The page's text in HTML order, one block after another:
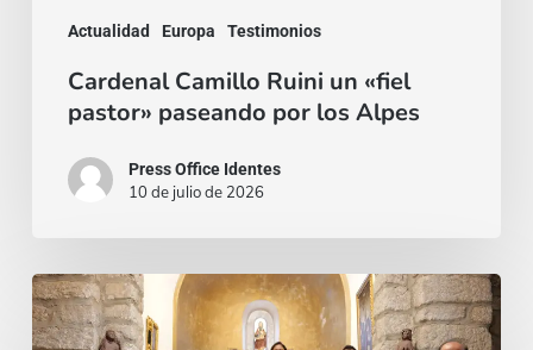
Actualidad Europa Testimonios
Cardenal Camillo Ruini un «fiel
pastor» paseando por los Alpes
Press Office Identes
10 de julio de 2026
La
voz